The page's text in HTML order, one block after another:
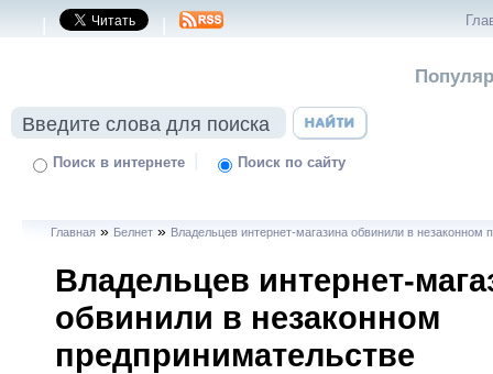
| |
Поиск в интернете | Поиск по сайту
Главная » Белнет » Владельцев интернет-магазина обвинили в незаконном
Владельцев интернет-
обвинили в незаконном
предпринимательстве